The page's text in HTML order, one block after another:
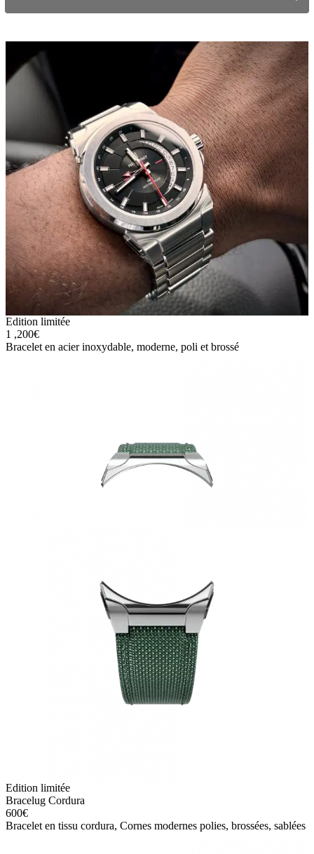
Edition limitée
1 ,200€
Bracelet en acier inoxydable, moderne, poli et brossé
Edition limitée
Bracelug Cordura
600€
Bracelet en tissu cordura, Cornes modernes polies, brossées, sablées